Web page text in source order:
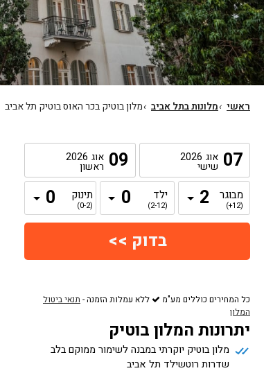
ראשי ›מלונות בתל אביב ›מלון בוטיק בכר האוס בוטיק תל אביב
07 אוג 2026
שישי 09 אוג 2026
ראשון
מבוגר
(12+)
ילד
(2-12)
תינוק
(0-2)
כל המחירים כוללים מע"מ ללא עמלות הזמנה- תנאי ביטול
המלון
יתרונות המלון בוטיק
מלון בוטיק יוקרתי במבנה לשימור ממוקם בלב
שדרות רוטשילד תל אביב